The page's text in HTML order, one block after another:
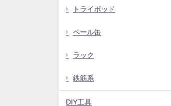
トライポッド
ペール缶
ラック
鉄筋系
DIY工具